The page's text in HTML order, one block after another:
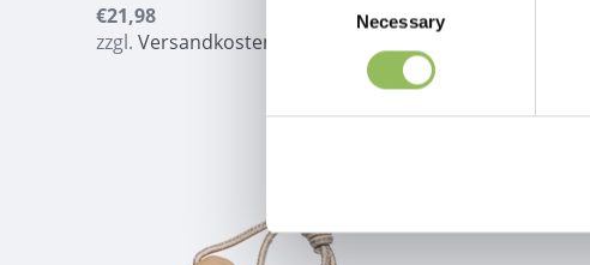
Necessary
€21,98
zzgl.Versandkosten